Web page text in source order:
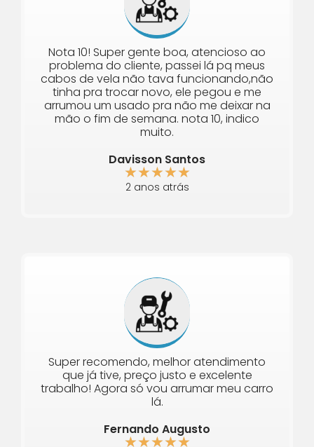
Nota 10! Super gente boa, atencioso ao
problema do cliente, passei lá pq meus
cabos de vela não tava funcionando,não
tinha pra trocar novo, ele pegou e me
arrumou um usado pra não me deixar na
mão o fim de semana. nota 10, indico
muito.
Davisson Santos
★★★★★
2 anos atrás
Super recomendo, melhor atendimento
que já tive, preço justo e excelente
trabalho! Agora só vou arrumar meu carro
lá.
Fernando Augusto
★★★★★